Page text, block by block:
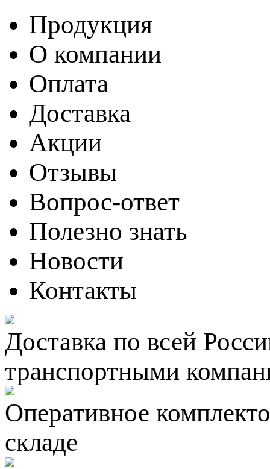
Продукция
О компании
Оплата
Доставка
Акции
Отзывы
Вопрос-ответ
Полезно знать
Новости
Контакты
Доставка по всей
транспортными
Оперативное
складе